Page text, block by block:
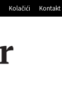
Kolačići Kontakt